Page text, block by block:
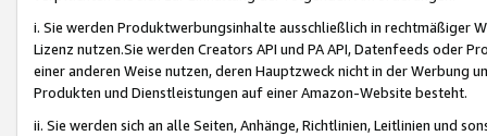
i. Sie werden Produktwerbungsinhalte ausschließlich in rechtmäßiger
Lizenz nutzen.Sie werden Creators API und PA API, Datenfeeds oder
einer anderen Weise nutzen, deren Hauptzweck nicht in der Werbung
Produkten und Dienstleistungen auf einer Amazon-Website besteht.
ii. Sie werden sich an alle Seiten, Anhänge, Richtlinien, Leitlinien und